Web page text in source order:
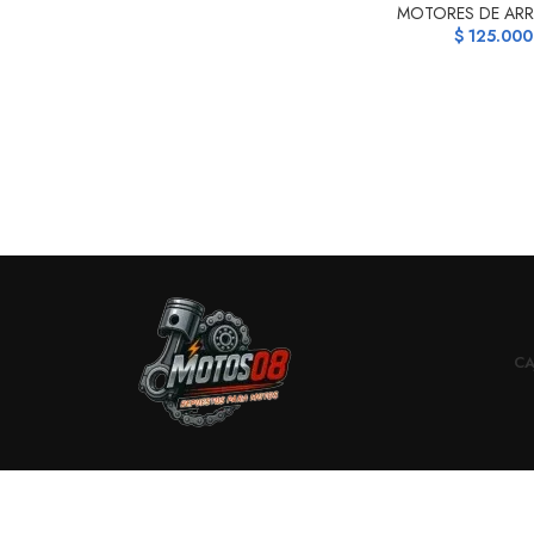
MOTORES DE
$ 125.000